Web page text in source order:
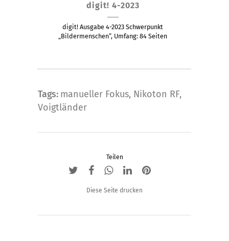
mehrere
Optionen
können
der
digit! 4-2023
digit! Ausgabe 4-2023 Schwerpunkt
„Bildermenschen“, Umfang: 84 Seiten
Tags: manueller Fokus, Nikoton RF,
Voigtländer
Teilen
Diese Seite drucken